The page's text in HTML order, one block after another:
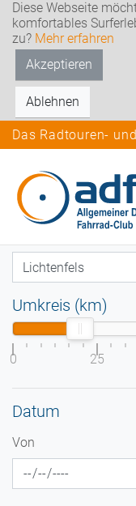
Diese Webseite
komfortables
zu? Mehr erfahren
Akzeptieren
Ablehnen
Das Radtouren-
Umkreis (km)
0 25
Datum
Von